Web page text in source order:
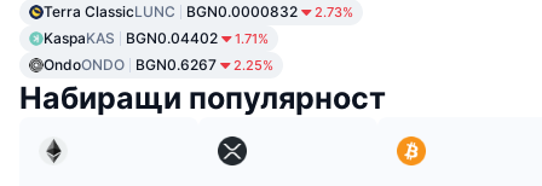
Terra ClassicLUNC BGN0.0000832 2.73%
KaspaKAS BGN0.04402 1.71%
OndoONDO BGN0.6267 2.25%
Набиращи популярност